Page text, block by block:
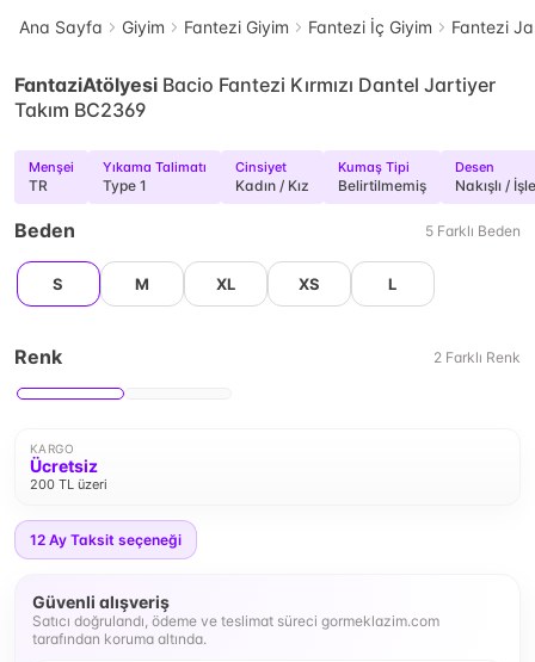
Ana Sayfa Giyim Fantezi Giyim Fantezi İç Giyim Fantezi
FantaziAtölyesi Bacio Fantezi Kırmızı Dantel Jartiyer
Takım BC2369
Menşei
TR
Yıkama Talimatı
Type 1
Cinsiyet
Kadın / Kız
Kumaş Tipi
Belirtilmemiş
Desen
Nakışlı /
Beden 5 Farklı Beden
S M XL XS L
Renk 2 Farklı Renk
KARGO
Ücretsiz
200 TL üzeri
12 Ay Taksit seçeneği
Güvenli alışveriş
Satıcı doğrulandı, ödeme ve teslimat süreci gormeklazim.com
tarafından koruma altında.